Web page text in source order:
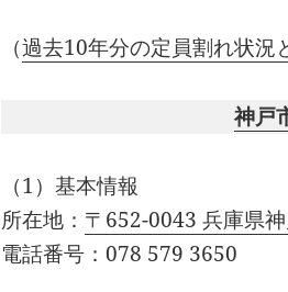
（過去10年分の定員割れ状況
神戸
（1）基本情報
所在地： 〒652-0043 兵庫県
電話番号：078 579 3650